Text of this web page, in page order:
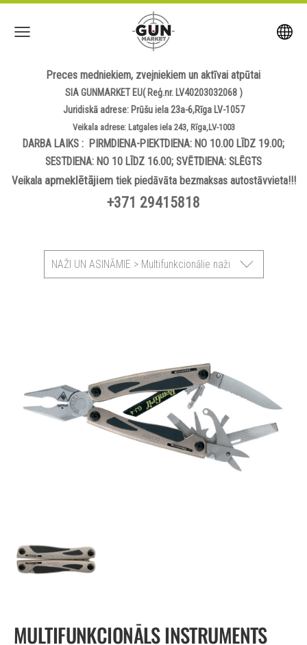
Preces medniekiem, zvejniekiem un aktīvai atpūtai
SIA GUNMARKET EU( Reģ.nr. LV40203032068 )
Juridiskā adrese: Prūšu iela 23a-6,Rīga LV-1057
Veikala adrese: Latgales iela 243, Rīga,LV-1003
DARBA LAIKS : PIRMDIENA-PIEKTDIENA: NO 10.00 LĪDZ 19.00;
SESTDIENA: NO 10 LĪDZ 16.00; SVĒTDIENA: SLĒGTS
Veikala apmeklētājiemtiek piedāvāta bezmaksas autostāvvieta!!!
+371 29415818
NAŽI UN ASINĀMIE > Multifunkcionālie naži
MULTIFUNKCIONĀLS INSTRUMENTS